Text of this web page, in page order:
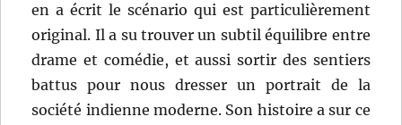
en a écrit le scénario qui est particulièrement
original. Il a su trouver un subtil équilibre entre
drame et comédie, et aussi sortir des sentiers
battus pour nous dresser un portrait de la
société indienne moderne. Son histoire a sur ce